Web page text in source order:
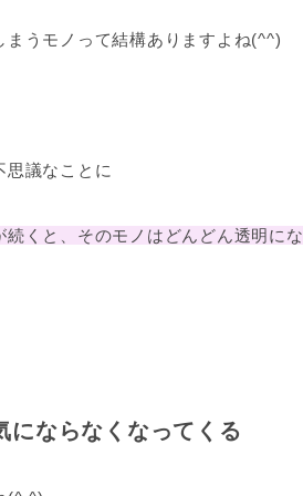
まうモノって結構ありますよね(^^)
思議なことに
続くと、そのモノはどんどん透明にな
にならなくなってくる